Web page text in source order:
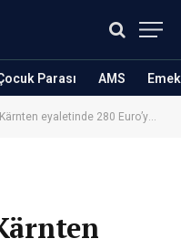
Parası AMS
Euro’ya kadar ısıtma yardım başvurular 29 Mart 2024’te sona eriyor